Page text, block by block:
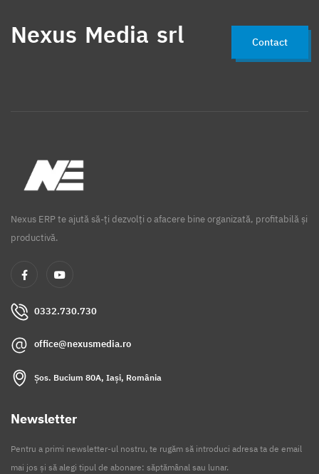
Nexus Media srl Contact
Nexus ERP te ajută să-ți dezvolți o afacere bine organizată, profitabilă și
productivă.
0332.730.730
office@nexusmedia.ro
Șos. Bucium 80A, Iași, România
Newsletter
Pentru a primi newsletter-ul nostru, te rugăm să introduci adresa ta de email
mai jos și să alegi tipul de abonare: săptămânal sau lunar.